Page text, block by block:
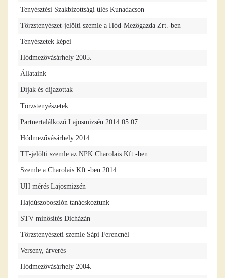
Tenyésztési Szakbizottsági ülés Kunadacson
Törzstenyészet-jelölti szemle a Hód-Mezőgazda Zrt.-ben
Tenyészetek képei
Hódmezővásárhely 2005.
Állataink
Díjak és díjazottak
Törzstenyészetek
Partnertalálkozó Lajosmizsén 2014.05.07.
Hódmezővásárhely 2014.
TT-jelölti szemle az NPK Charolais Kft.-ben
Szemle a Charolais Kft.-ben 2014.
UH mérés Lajosmizsén
Hajdúszoboszlón tanácskoztunk
STV minősítés Dicházán
Törzstenyészeti szemle Sápi Ferencnél
Verseny, árverés
Hódmezővásárhely 2004.